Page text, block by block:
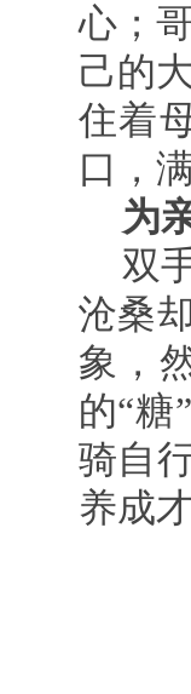
心；
己的
住着
口，
为
双
沧桑
象，
的“糖
骑自
养成